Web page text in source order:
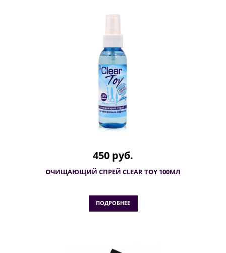
450 руб.
ОЧИЩАЮЩИЙ СПРЕЙ CLEAR TOY 100МЛ
ПОДРОБНЕЕ